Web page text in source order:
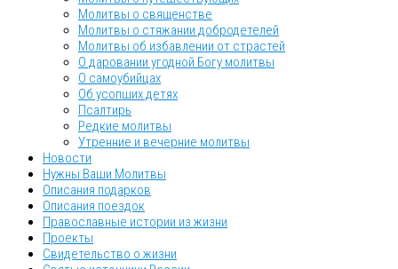
Молитвы о священстве
Молитвы о стяжании добродетелей
Молитвы об избавлении от страстей
О даровании угодной Богу молитвы
О самоубийцах
Об усопших детях
Псалтирь
Редкие молитвы
Утренние и вечерние молитвы
Новости
Нужны Ваши Молитвы
Описания подарков
Описания поездок
Православные истории из жизни
Проекты
Свидетельство о жизни